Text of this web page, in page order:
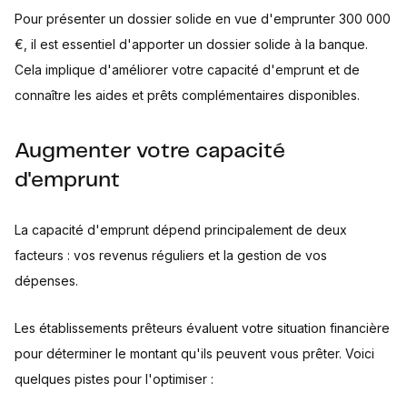
Pour présenter un dossier solide en vue d'emprunter 300 000
€, il est essentiel d'apporter un dossier solide à la banque.
Cela implique d'améliorer votre capacité d'emprunt et de
connaître les aides et prêts complémentaires disponibles.
Augmenter votre capacité
d'emprunt
La capacité d'emprunt dépend principalement de deux
facteurs : vos revenus réguliers et la gestion de vos
dépenses.
Les établissements prêteurs évaluent votre situation financière
pour déterminer le montant qu'ils peuvent vous prêter. Voici
quelques pistes pour l'optimiser :